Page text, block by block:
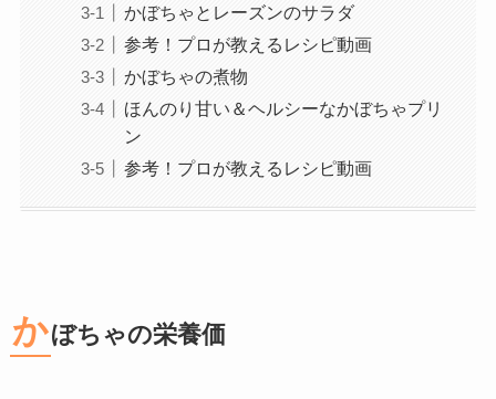
かぼちゃとレーズンのサラダ
参考！プロが教えるレシピ動画
かぼちゃの煮物
ほんのり甘い＆ヘルシーなかぼちゃプリ
ン
参考！プロが教えるレシピ動画
かぼちゃの栄養価